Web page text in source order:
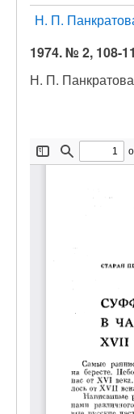
Н. П.
1974. № 2, 108-
Н. П. Панкратова